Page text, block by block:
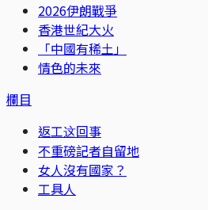
2026伊朗戰爭
香港世紀大火
「中國有稀土」
情色的未來
欄目
返工这回事
不重磅記者自留地
女人沒有國家？
工具人